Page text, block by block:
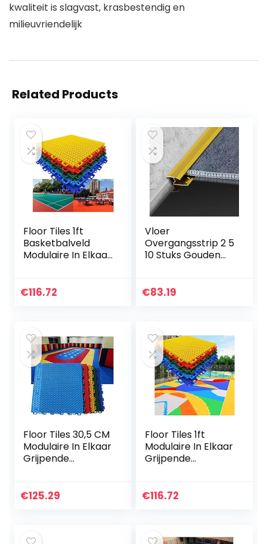
kwaliteit is slagvast, krasbestendig en
milieuvriendelijk
Related Products
Floor Tiles 1ft
Basketbalveld
Modulaire In Elkaar
Buitensportvloer
€116.72
Vloer
Overgangsstrip 2 5
10 Stuks Gouden
Tegels/Naar
€83.19
Floor Tiles 30,5 CM
Modulaire In Elkaar
Grijpende
Antislip Slijtvast
€125.29
Floor Tiles 1ft
Modulaire In Elkaar
Grijpende
Buiten Kunststof
€116.72